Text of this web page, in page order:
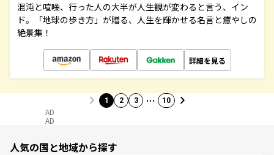
混沌と喧噪、行った人の大半が人生観が変わると言う、イン
ド。「地球の歩き方」が贈る、人生を輝かせる名言と癒やしの
絶景集！
詳細を見る
1 2 3 … 10
AD
AD
人気の国と地域から探す